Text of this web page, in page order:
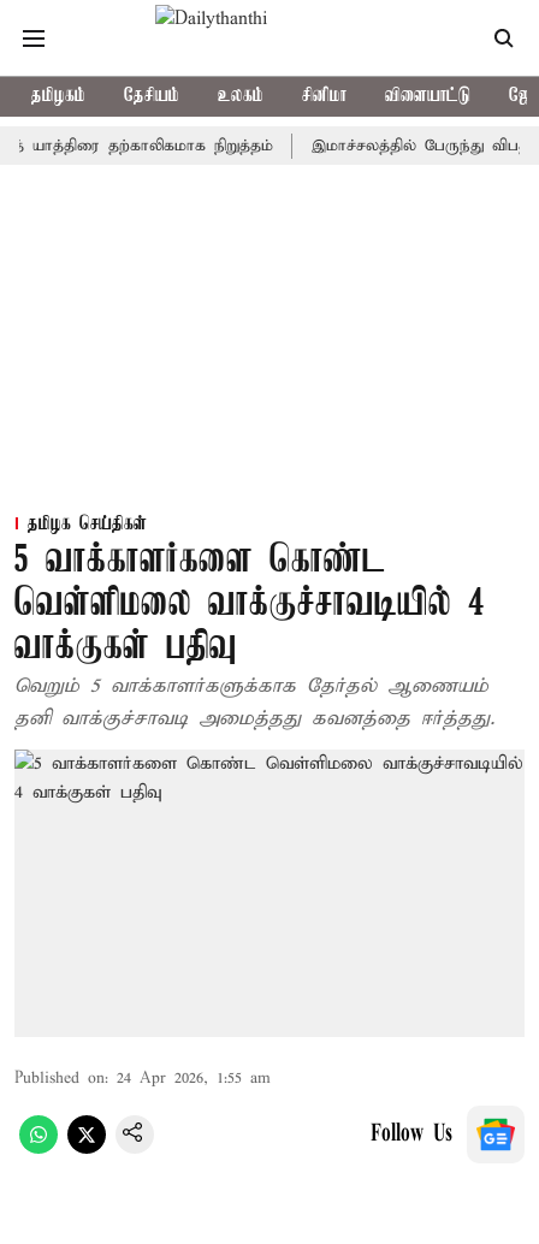
தமிழகம் தேசியம் உலகம் சினிமா விளையாட்டு
தற்காலிகமாக நிறுத்தம் இமாச்சலத்தில் பேருந்து
தமிழக செய்திகள்
5 வாக்காளர்களை கொண்ட
வெள்ளிமலை வாக்குச்சாவடியில் 4
வாக்குகள் பதிவு
வெறும் 5 வாக்காளர்களுக்காக தேர்தல் ஆணையம்
தனி வாக்குச்சாவடி அமைத்தது கவனத்தை ஈர்த்தது.
Published on: 24 Apr 2026, 1:55 am
Follow Us